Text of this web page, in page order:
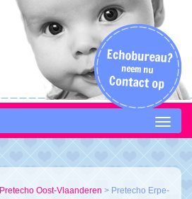
Pretecho Oost-Vlaanderen > Pretecho Erpe-